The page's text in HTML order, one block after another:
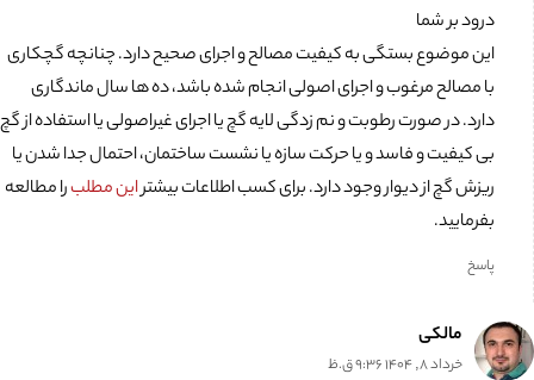
درود بر شما
این موضوع بستگی به کیفیت مصالح و اجرای صحیح دارد. چنانچه گچکاری
با مصالح مرغوب و اجرای اصولی انجام شده باشد، ده ها سال ماندگاری
دارد. در صورت رطوبت و نم زدگی لایه گچ یا اجرای غیراصولی یا استفاده از گچ
بی کیفیت و فاسد و یا حرکت سازه یا نشست ساختمان، احتمال جدا شدن یا
ریزش گچ از دیوار وجود دارد. برای کسب اطلاعات بیشتراین مطلبرا مطالعه
بفرمایید.
پاسخ
مالکی
خرداد 8, 1404 9:36 ق.ظ